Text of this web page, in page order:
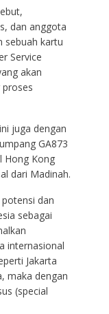
dan anggota
sebuah kartu
Service
akan
juga dengan
GA873
Hong Kong
dari Madinah.
dan
sebagai
internasional
Jakarta
maka dengan
(special